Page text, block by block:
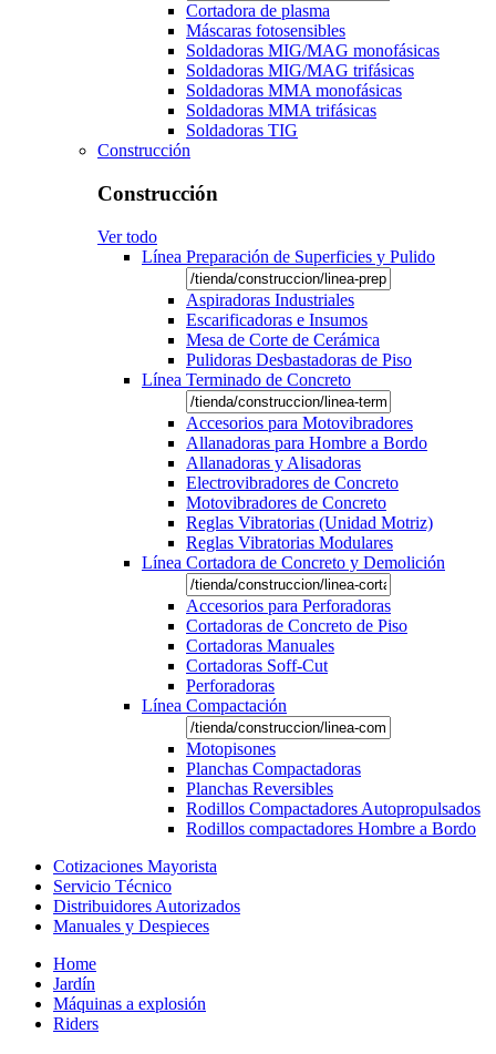
Cortadora de plasma
Máscaras fotosensibles
Soldadoras MIG/MAG monofásicas
Soldadoras MIG/MAG trifásicas
Soldadoras MMA monofásicas
Soldadoras MMA trifásicas
Soldadoras TIG
Construcción
Construcción
Ver todo
Línea Preparación de Superficies y Pulido
Aspiradoras Industriales
Escarificadoras e Insumos
Mesa de Corte de Cerámica
Pulidoras Desbastadoras de Piso
Línea Terminado de Concreto
Accesorios para Motovibradores
Allanadoras para Hombre a Bordo
Allanadoras y Alisadoras
Electrovibradores de Concreto
Motovibradores de Concreto
Reglas Vibratorias (Unidad Motriz)
Reglas Vibratorias Modulares
Línea Cortadora de Concreto y Demolición
Accesorios para Perforadoras
Cortadoras de Concreto de Piso
Cortadoras Manuales
Cortadoras Soff-Cut
Perforadoras
Línea Compactación
Motopisones
Planchas Compactadoras
Planchas Reversibles
Rodillos Compactadores Autopropulsados
Rodillos compactadores Hombre a Bordo
Cotizaciones Mayorista
Servicio Técnico
Distribuidores Autorizados
Manuales y Despieces
Home
Jardín
Máquinas a explosión
Riders